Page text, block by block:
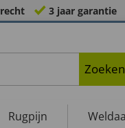
3 jaar garantie
Zoeken
Rugpijn